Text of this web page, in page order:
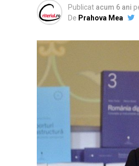
Publicat acum 6 ani
De Prahova Mea